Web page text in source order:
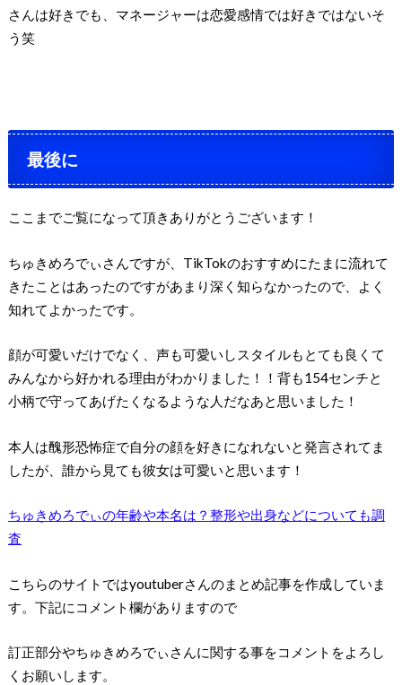
さんは好きでも、マネージャーは恋愛感情では好きではないそ
う笑
最後に
ここまでご覧になって頂きありがとうございます！
ちゅきめろでぃさんですが、TikTokのおすすめにたまに流れて
きたことはあったのですがあまり深く知らなかったので、よく
知れてよかったです。
顔が可愛いだけでなく、声も可愛いしスタイルもとても良くて
みんなから好かれる理由がわかりました！！背も154センチと
小柄で守ってあげたくなるような人だなあと思いました！
本人は醜形恐怖症で自分の顔を好きになれないと発言されてま
したが、誰から見ても彼女は可愛いと思います！
ちゅきめろでぃの年齢や本名は？整形や出身などについても調
査
こちらのサイトではyoutuberさんのまとめ記事を作成していま
す。下記にコメント欄がありますので
訂正部分やちゅきめろでぃさんに関する事をコメントをよろし
くお願いします。